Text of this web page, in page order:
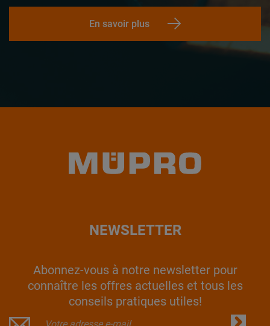
En savoir plus
NEWSLETTER
Abonnez-vous à notre newsletter pour
connaître les offres actuelles et tous les
conseils pratiques utiles!